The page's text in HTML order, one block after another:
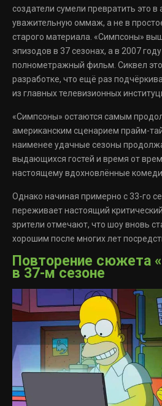
создатели сумели превратить это в
уважительную оммаж, а не в
старого материала. «Симпсоны»
эпизодов в 37 сезонах, а в 2007
полнометражный фильм. Сиквел
разработке, что ещё раз
из главных телевизионных
«Симпсоны» остаются самым
американским сценарием прайм-
наименее удачные сезоны
выдающихся гостей и время от
настоящему вдохновлённые
Однако начиная примерно с 33-го
переживает настоящий
зрители отмечают, что шоу вновь
хорошим после многих лет
Повторение сюжета
в 37-м сезоне